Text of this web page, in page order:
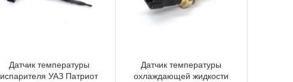
Датчик температуры
испарителя УАЗ Патриот
Датчик температуры
охлаждающей жидкости